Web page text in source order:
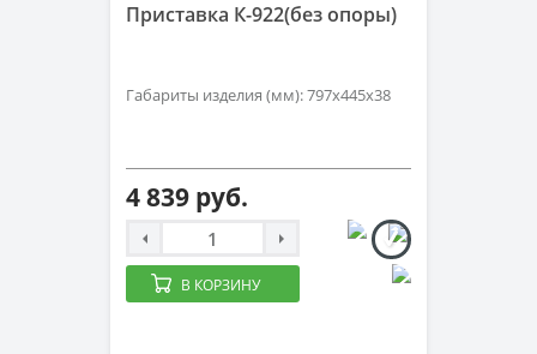
Приставка К-922(без опоры)
Габариты изделия (мм): 797х445х38
4 839 руб.
В КОРЗИНУ